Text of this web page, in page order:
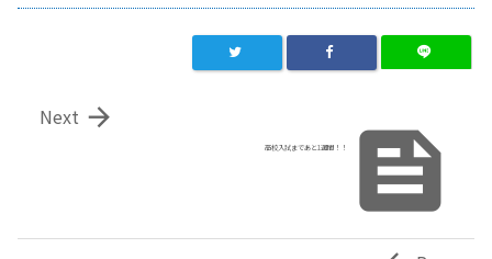

高校入試まであと1週間！！

Next